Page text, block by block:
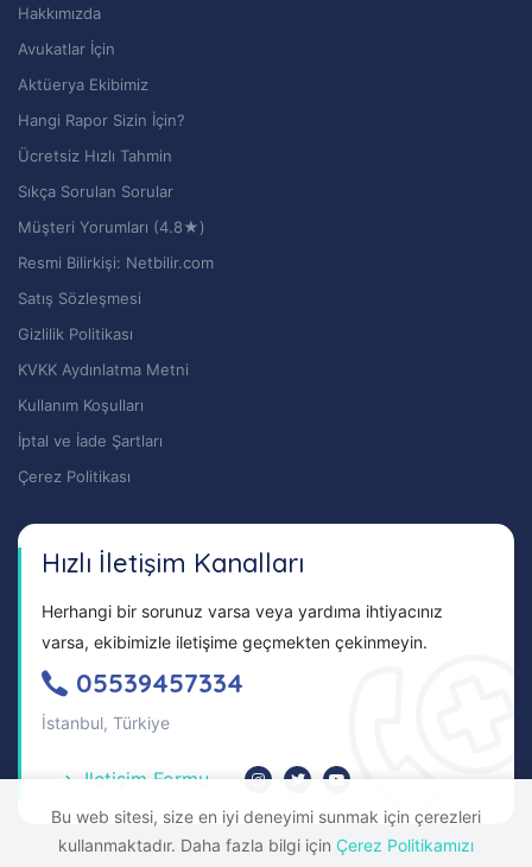
Bu web sitesi, size en iyi deneyimi sunmak için çerezleri
kullanmaktadır. Daha fazla bilgi için Çerez Politikamızı
Hakkımızda
Avukatlar İçin
Aktüerya Ekibimiz
Hangi Rapor Sizin İçin?
Ücretsiz Hızlı Tahmin
Sıkça Sorulan Sorular
Müşteri Yorumları (4.8★)
Resmi Bilirkişi: Netbilir.com
Satış Sözleşmesi
Gizlilik Politikası
KVKK Aydınlatma Metni
Kullanım Koşulları
İptal ve İade Şartları
Çerez Politikası
Hızlı İletişim Kanalları
Herhangi bir sorunuz varsa veya yardıma ihtiyacınız
varsa, ekibimizle iletişime geçmekten çekinmeyin.
05539457334
İstanbul, Türkiye
Iletişim Formu